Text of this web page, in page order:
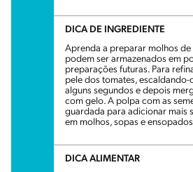
DICA DE INGREDIENTE
Aprenda a preparar molhos
podem ser armazenados em
preparações futuras. Para
pele dos tomates,
alguns segundos e depois
com gelo. A polpa com as
guardada para adicionar mais
em molhos, sopas e
DICA ALIMENTAR